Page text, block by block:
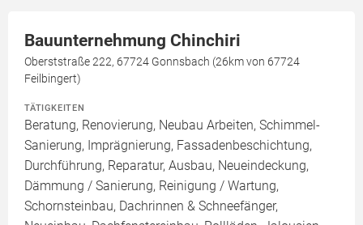
Bauunternehmung Chinchiri
Oberststraße 222, 67724 Gonnsbach (26km von 67724
Feilbingert)
TÄTIGKEITEN
Beratung, Renovierung, Neubau Arbeiten, Schimmel-
Sanierung, Imprägnierung, Fassadenbeschichtung,
Durchführung, Reparatur, Ausbau, Neueindeckung,
Dämmung / Sanierung, Reinigung / Wartung,
Schornsteinbau, Dachrinnen & Schneefänger,